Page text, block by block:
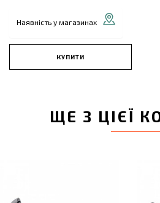
Наявність у магазинах
КУПИТИ
ЩЕ З ЦІЄЇ